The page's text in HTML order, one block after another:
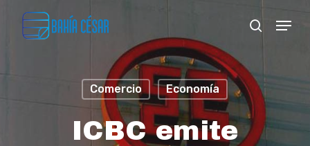
search
Menu
Comercio Economía
ICBC emite